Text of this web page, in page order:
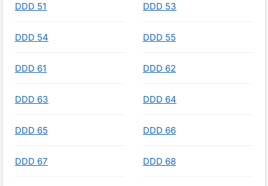
DDD 51 DDD 53
DDD 54 DDD 55
DDD 61 DDD 62
DDD 63 DDD 64
DDD 65 DDD 66
DDD 67 DDD 68